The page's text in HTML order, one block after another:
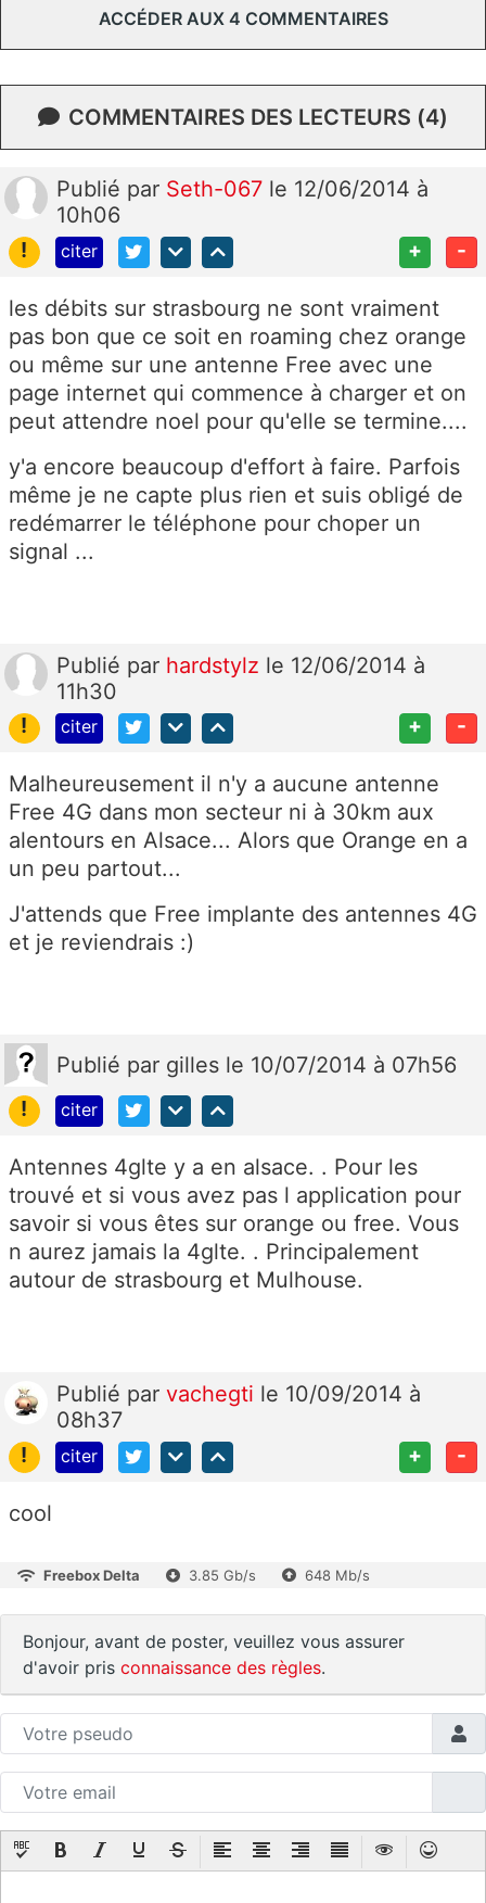
ACCÉDER AUX 4 COMMENTAIRES
COMMENTAIRES DES LECTEURS (4)
Publié par Seth-067 le 12/06/2014 à
10h06
!
citer + -
les débits sur strasbourg ne sont vraiment
pas bon que ce soit en roaming chez orange
ou même sur une antenne Free avec une
page internet qui commence à charger et on
peut attendre noel pour qu'elle se termine....
y'a encore beaucoup d'effort à faire. Parfois
même je ne capte plus rien et suis obligé de
redémarrer le téléphone pour choper un
signal ...
Publié par hardstylz le 12/06/2014 à
11h30
!
citer + -
Malheureusement il n'y a aucune antenne
Free 4G dans mon secteur ni à 30km aux
alentours en Alsace... Alors que Orange en a
un peu partout...
J'attends que Free implante des antennes 4G
et je reviendrais :)
Publié par gilles le 10/07/2014 à 07h56
!
citer
Antennes 4glte y a en alsace. . Pour les
trouvé et si vous avez pas l application pour
savoir si vous êtes sur orange ou free. Vous
n aurez jamais la 4glte. . Principalement
autour de strasbourg et Mulhouse.
Publié par vachegti le 10/09/2014 à
08h37
!
citer + -
cool
Freebox Delta 3.85 Gb/s 648 Mb/s
Bonjour, avant de poster, veuillez vous assurer
d'avoir pris connaissance des règles.